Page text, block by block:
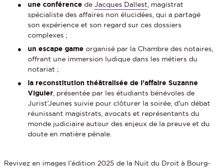
une conférence deJacques Dallest, magistrat
spécialiste des affaires non élucidées, qui a partagé
son expérience et son regard sur ces dossiers
complexes ;
un escape gameorganisé par la Chambre des notaires,
offrant une immersion ludique dans les métiers du
notariat ;
la reconstitution théâtralisée de l’affaire Suzanne
Viguier, présentée par les étudiants bénévoles de
Jurist’Jeunes suivie pour clôturer la soirée, d'un débat
réunissant magistrats, avocats et représentants du
monde judiciaire autour des enjeux de la preuve et du
doute en matière pénale.
Revivez en images l’édition 2025 de la Nuit du Droit à Bourg-